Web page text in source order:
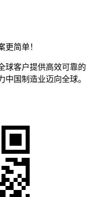
更简单！
球客户提供高效可靠的
国制造业迈向全球。